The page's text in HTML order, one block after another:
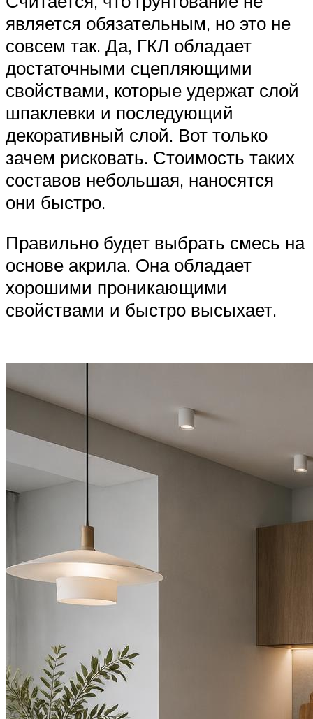
является обязательным, но это не
совсем так. Да, ГКЛ обладает
достаточными сцепляющими
свойствами, которые удержат слой
шпаклевки и последующий
декоративный слой. Вот только
зачем рисковать. Стоимость таких
составов небольшая, наносятся
они быстро.
Правильно будет выбрать смесь на
основе акрила. Она обладает
хорошими проникающими
свойствами и быстро высыхает.